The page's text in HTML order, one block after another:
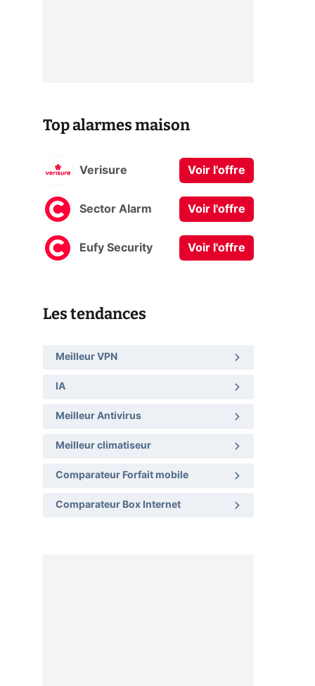
Top alarmes maison
Verisure Voir l'offre
Sector Alarm Voir l'offre
Eufy Security Voir l'offre
Les tendances
Meilleur VPN
IA
Meilleur Antivirus
Meilleur climatiseur
Comparateur Forfait mobile
Comparateur Box Internet